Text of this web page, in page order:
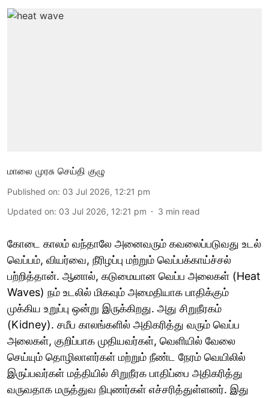
மாலை முரசு செய்தி குழு
Published on: 03 Jul 2026, 12:21 pm
Updated on: 03 Jul 2026, 12:21 pm 3 min read
கோடை காலம் வந்தாலே அனைவரும் கவலைப்படுவது உடல்
வெப்பம், வியர்வை, நீரிழப்பு மற்றும் வெப்பக்காய்ச்சல்
பற்றித்தான். ஆனால், கடுமையான வெப்ப அலைகள் (Heat
Waves) நம் உடலில் மிகவும் அமைதியாக பாதிக்கும்
முக்கிய உறுப்பு ஒன்று இருக்கிறது. அது சிறுநீரகம்
(Kidney). சமீப காலங்களில் அதிகரித்து வரும் வெப்ப
அலைகள், குறிப்பாக முதியவர்கள், வெளியில் வேலை
செய்யும் தொழிலாளர்கள் மற்றும் நீண்ட நேரம் வெயிலில்
இருப்பவர்கள் மத்தியில் சிறுநீரக பாதிப்பை அதிகரித்து
வருவதாக மருத்துவ நிபுணர்கள் எச்சரித்துள்ளனர். இது